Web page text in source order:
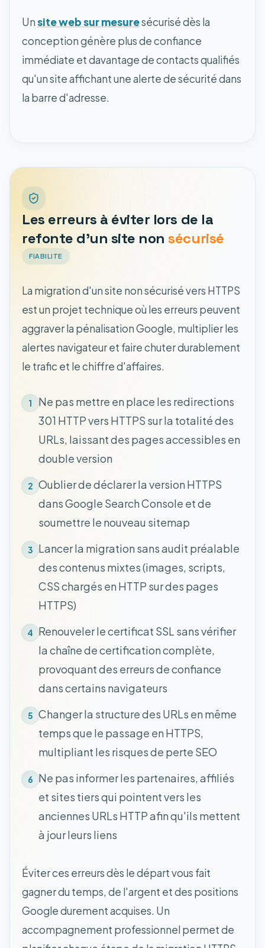
Unsite web sur mesuresécurisé dès la
conception génère plus de confiance
immédiate et davantage de contacts qualifiés
qu'un site affichant une alerte de sécurité dans
la barre d'adresse.
Les erreurs à éviter lors de la
refonte d'un site non sécurisé
FIABILITE
La migration d'un site non sécurisé vers HTTPS
est un projet technique où les erreurs peuvent
aggraver la pénalisation Google, multiplier les
alertes navigateur et faire chuter durablement
le trafic et le chiffre d'affaires.
1
Ne pas mettre en place les redirections
301 HTTP vers HTTPS sur la totalité des
URLs, laissant des pages accessibles en
double version
2 Oublier de déclarer la version HTTPS
dans Google Search Console et de
soumettre le nouveau sitemap
3 Lancer la migration sans audit préalable
des contenus mixtes (images, scripts,
CSS chargés en HTTP sur des pages
HTTPS)
4 Renouveler le certificat SSL sans vérifier
la chaîne de certification complète,
provoquant des erreurs de confiance
dans certains navigateurs
5 Changer la structure des URLs en même
temps que le passage en HTTPS,
multipliant les risques de perte SEO
6 Ne pas informer les partenaires, affiliés
et sites tiers qui pointent vers les
anciennes URLs HTTP afin qu'ils mettent
à jour leurs liens
Éviter ces erreurs dès le départ vous fait
gagner du temps, de l'argent et des positions
Google durement acquises. Un
accompagnement professionnel permet de